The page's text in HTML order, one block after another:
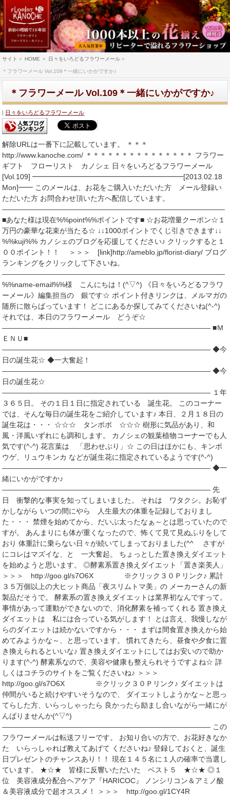
サイト » HOME » 日々をいろどるフラワーメール »
＊フラワーメール Vol.109＊一緒にいかがですか♪
＊フラワーメール Vol.109＊一緒にいかがですか♪
日々をいろどるフラワーメール
解除URLは一番下に記載しています。 ＊＊＊
http://www.kanoche.com/ ＊＊＊＊＊＊＊＊＊＊＊＊＊＊＊ フラワー
ギフト フローリスト カノシェ 日々をいろどるフラワーメール
[Vol.109] ━━━━━━━━━━━━━━━━━━━━━[2013.02.18
Mon]━━ このメールは、お花をご購入いただいた方 メール登録い
ただいた方 お問合わせ頂いた方へ配信しています。
―――――――――――――――――――――――――――――――
■あなた様は現在%%point%%ポイントです■ ☆お花増量クーポン☆１
万円の豪華な花束が当たる☆ ↓↓1000ポイントでくじ引きできます↓↓
%%kuji%% カノシェのブログを応援してください♪ クリックすると１
００ポイント！！ ＞＞＞ [link]http://ameblo.jp/florist-diary/ ブログ
ランキングをクリックして下さいね。
―――――――――――――――――――――――――――――――
%%name-email%%様 こんにちは！(^▽^) 《日々をいろどるフラワ
ーメール》編集担当の 銀です☆ ポイント付きリンクは、メルマガの
随所に散らばっています！ どこにあるか探してみてくださいね(^-^)
それでは、本日のフラワーメール どうぞ☆
――――――――――――――――――――――――――――― ■Ｍ
ＥＮＵ■
――――――――――――――――――――――――――――― ◆今
日の誕生花☆ ◆一大奮起！
――――――――――――――――――――――――――――― ◆今
日の誕生花☆
――――――――――――――――――――――――――――― １年
３６５日。 その１日１日に指定されている 誕生花。 このコーナー
では、そんな毎日の誕生花をご紹介しています♪ 本日、２月１８日の
誕生花は・・・ ☆☆☆ タンポポ ☆☆☆ 樹形に気品があり、和
風・洋風いずれにも調和します。 カノシェの観葉植物コーナーでも人
気です(^-^) 花言葉は 「思わせぶり」☆ この日はほかにも、キンポ
ウゲ、リュウキンカ などが誕生花に指定されているようです(^-^)
――――――――――――――――――――――――――――― ◆一
緒にいかがですか♪
――――――――――――――――――――――――――――― 先
日 衝撃的な事実を知ってしまいました。 それは ワタクシ。お恥ず
かしながら いつの間にやら 人生最大の体重を記録しておりまし
た・・・ 禁煙を始めてから、だいぶ太ったなぁ～とは思っていたので
すが。 あんまりにも体が重くなったので、怖くて見て見ぬふりをして
おり 体重計に乗らない日々が続いてしまっておりました(^^ゞ さすが
にコレはマズイな、と 一大奮起。 ちょっとした置き換えダイエット
を始めようと思います。 ◎酵素系置き換えダイエット「置き楽美人」
＞＞＞ http://goo.gl/s7O6X ※クリック３０Ｐリンク♪ 累計
３５万個以上の大ヒット商品「夜スリムトマ美」の メーカーさんの新
製品だそうで。 酵素系の置き換えダイエットは業界初なんですって。
事情があって運動ができないので、消化酵素を補ってくれる 置き換え
ダイエットは 私には合っている気がします！ とは言え、我慢しなが
らのダイエットは続かないですから・・・ まずは間食置き換えから始
めてみようかな～、と思っています。 慣れてきたら、昼食や夕食に置
き換えられるといいな♪ 置き換えダイエットにしてはお安いので助か
ります(^-^) 酵素系なので、美容や健康も整えられそうですよね☆ 詳
しくはコチラのサイトをご覧くださいね♪ ＞＞＞
http://goo.gl/s7O6X ※クリック３０Ｐリンク♪ ダイエットは
仲間がいると続けやすいそうなので、 ダイエットしようかな～と思っ
てらした方、いらっしゃったら 良かったら励まし合いながら一緒にが
んばりませんか(^▽^)
――――――――――――――――――――――――――――― この
フラワーメールは転送フリーです。 お知り合いの方で、お花好きなか
た いらっしゃれば教えてあげて くださいね♪ 登録しておくと、誕生
日プレゼントのチャンスあり！！ 現在１４５名に１人の確率で当選し
ています。 ★☆★ 皆様に反響いただいた ベスト５ ★☆★ ◎１
位 美容液成分配合ヘアケア『HARICOC』 ノンシリコン＆アミノ酸
＆美容液成分で超オススメ！ ＞＞＞ http://goo.gl/1CY4R